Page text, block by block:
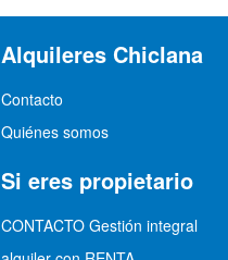
Alquileres Chiclana
Contacto
Quiénes somos
Si eres propietario
CONTACTO Gestión integral